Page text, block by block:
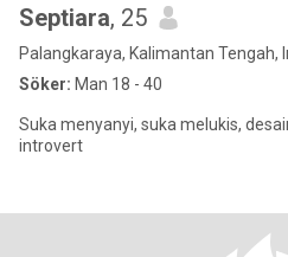
Septiara, 25
Palangkaraya, Kalimantan Tengah,
Söker: Man 18 - 40
Suka menyanyi, suka melukis,
introvert